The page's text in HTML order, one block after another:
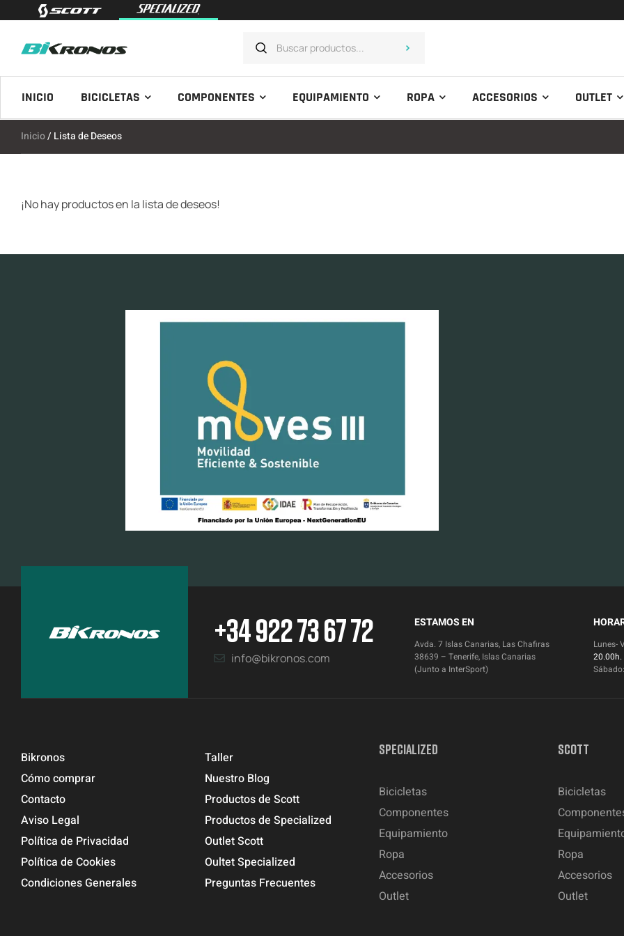
INICIO BICICLETAS COMPONENTES EQUIPAMIENTO ROPA ACCESORIOS OUTLET
Inicio/ Lista de Deseos
¡No hay productos en la lista de deseos!
+34 922 73 67 72
info@bikronos.com
ESTAMOS EN
Avda. 7 Islas Canarias, Las Chafiras
38639 – Tenerife, Islas Canarias
(Junto a InterSport)
Lunes-
20.00h.
Sábado:
Bikronos
Cómo comprar
Contacto
Aviso Legal
Política de Privacidad
Política de Cookies
Condiciones Generales
Taller
Nuestro Blog
Productos de Scott
Productos de Specialized
Outlet Scott
Oultet Specialized
Preguntas Frecuentes
SPECIALIZED
Bicicletas
Componentes
Equipamiento
Ropa
Accesorios
Outlet
SCOTT
Bicicletas
Ropa
Accesorios
Outlet